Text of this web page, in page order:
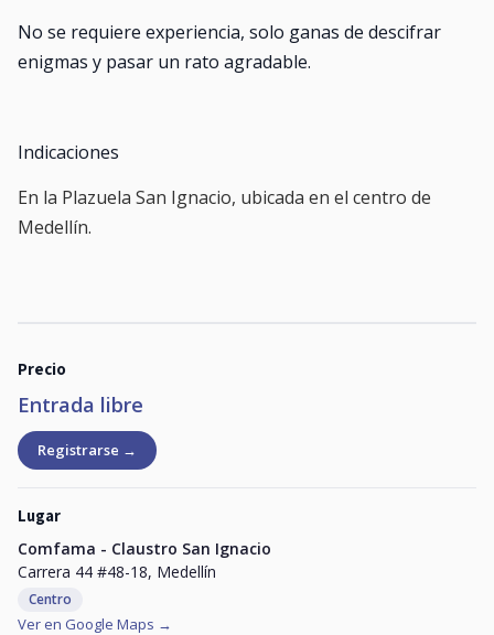
No se requiere experiencia, solo ganas de descifrar
enigmas y pasar un rato agradable.
Indicaciones
En la Plazuela San Ignacio, ubicada en el centro de
Medellín.
Precio
Entrada libre
Registrarse →
Lugar
Comfama - Claustro San Ignacio
Carrera 44 #48-18, Medellín
Centro
Ver en Google Maps →